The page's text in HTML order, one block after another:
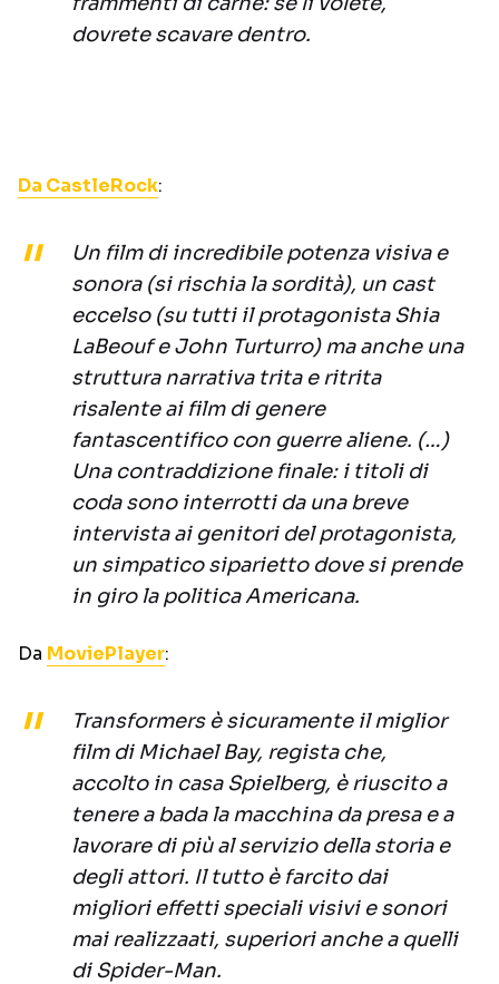
dovrete scavare dentro.
Da CastleRock:
Un film di incredibile potenza visiva e
sonora (si rischia la sordità), un cast
eccelso (su tutti il protagonista Shia
LaBeouf e John Turturro) ma anche una
struttura narrativa trita e ritrita
risalente ai film di genere
fantascentifico con guerre aliene. (…)
Una contraddizione finale: i titoli di
coda sono interrotti da una breve
intervista ai genitori del protagonista,
un simpatico siparietto dove si prende
in giro la politica Americana.
Da MoviePlayer:
Transformers è sicuramente il miglior
film di Michael Bay, regista che,
accolto in casa Spielberg, è riuscito a
tenere a bada la macchina da presa e a
lavorare di più al servizio della storia e
degli attori. Il tutto è farcito dai
migliori effetti speciali visivi e sonori
mai realizzaati, superiori anche a quelli
di Spider-Man.